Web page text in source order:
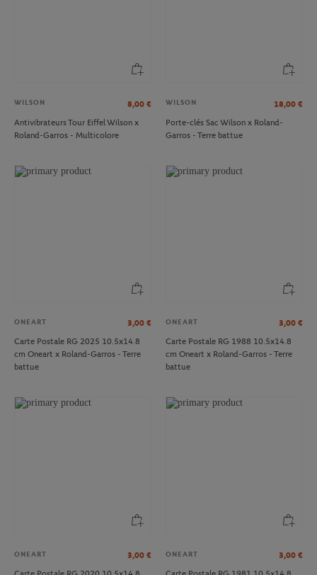
WILSON 8,00 €
Antivibrateurs Tour Eiffel Wilson x
Roland-Garros - Multicolore
WILSON 18,00 €
Porte-clés Sac Wilson x Roland-
Garros - Terre battue
ONEART 3,00 €
Carte Postale RG 2025 10.5x14.8
cm Oneart x Roland-Garros - Terre
battue
ONEART 3,00 €
Carte Postale RG 1988 10.5x14.8
cm Oneart x Roland-Garros - Terre
battue
ONEART 3,00 €
ONEART 3,00 €